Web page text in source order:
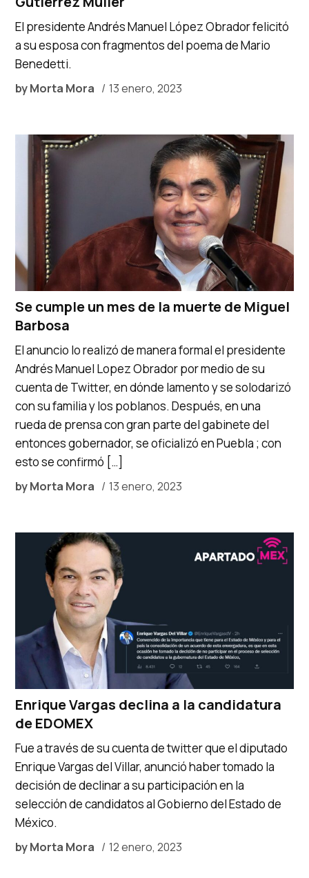
byMorta Mora 13 enero, 2023
El presidente Andrés Manuel López Obrador felicitó
a su esposa con fragmentos del poema de Mario
Benedetti.
Se cumple un mes de la muerte de Miguel
Barbosa
byMorta Mora 13 enero, 2023
El anuncio lo realizó de manera formal el presidente
Andrés Manuel Lopez Obrador por medio de su
cuenta de Twitter, en dónde lamento y se solodarizó
con su familia y los poblanos. Después, en una
rueda de prensa con gran parte del gabinete del
entonces gobernador, se oficializó en Puebla ; con
esto se confirmó […]
Enrique Vargas declina a la candidatura
de EDOMEX
byMorta Mora 12 enero, 2023
Fue a través de su cuenta de twitter que el diputado
Enrique Vargas del Villar, anunció haber tomado la
decisión de declinar a su participación en la
selección de candidatos al Gobierno del Estado de
México.